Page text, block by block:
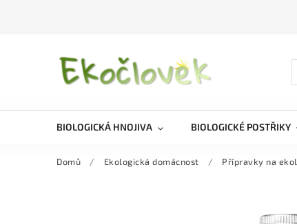
BIOLOGICKÁ HNOJIVA BIOLOGICKÉ POSTŘIKY
Domů / Ekologická domácnost / Přípravky na